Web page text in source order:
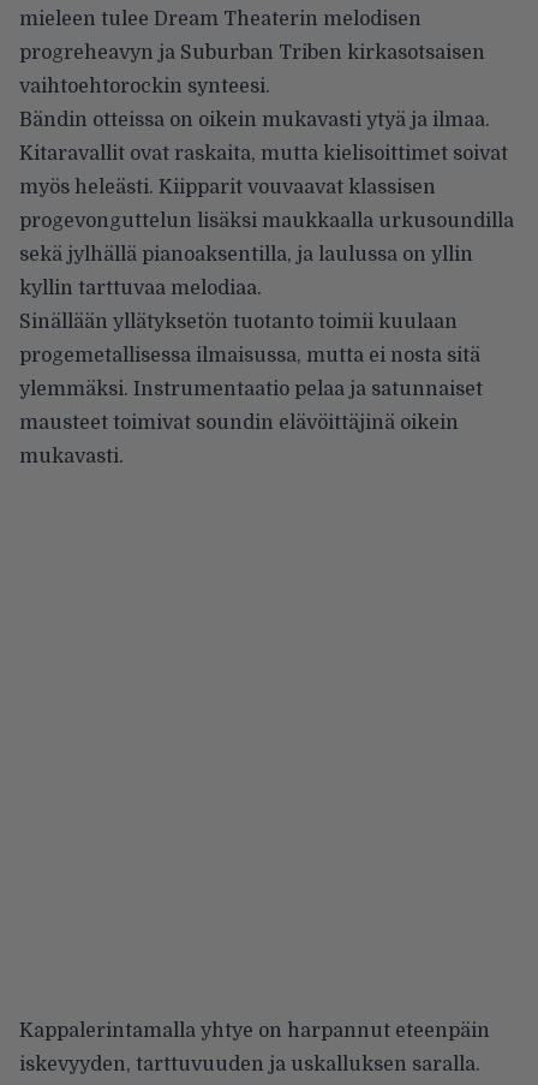
mieleen tulee Dream Theaterin melodisen
progreheavyn ja Suburban Triben kirkasotsaisen
vaihtoehtorockin synteesi.
Bändin otteissa on oikein mukavasti ytyä ja ilmaa.
Kitaravallit ovat raskaita, mutta kielisoittimet soivat
myös heleästi. Kiipparit vouvaavat klassisen
progevonguttelun lisäksi maukkaalla urkusoundilla
sekä jylhällä pianoaksentilla, ja laulussa on yllin
kyllin tarttuvaa melodiaa.
Sinällään yllätyksetön tuotanto toimii kuulaan
progemetallisessa ilmaisussa, mutta ei nosta sitä
ylemmäksi. Instrumentaatio pelaa ja satunnaiset
mausteet toimivat soundin elävöittäjinä oikein
mukavasti.
Kappalerintamalla yhtye on harpannut eteenpäin
iskevyyden, tarttuvuuden ja uskalluksen saralla.